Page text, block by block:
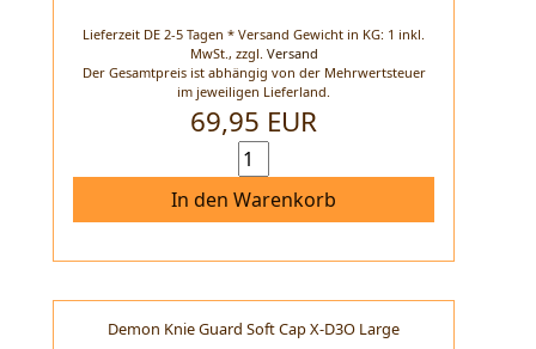
Lieferzeit DE 2-5 Tagen * Versand Gewicht in KG: 1 inkl.
MwSt., zzgl. Versand
Der Gesamtpreis ist abhängig von der Mehrwertsteuer
im jeweiligen Lieferland.
69,95 EUR
In den Warenkorb
Demon Knie Guard Soft Cap X-D3O Large